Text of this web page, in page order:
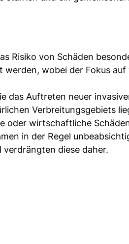
Risiko von Schäden
wobei der Fokus auf
das Auftreten neuer
Verbreitungsgebiets
oder wirtschaftliche
in der Regel
diese daher.